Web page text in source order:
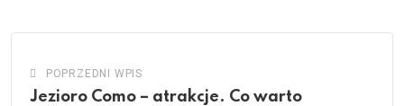
POPRZEDNI WPIS
Jezioro Como – atrakcje. Co warto